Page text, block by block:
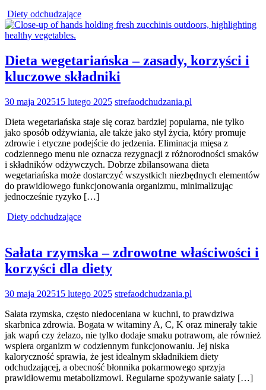
Diety odchudzające
Dieta wegetariańska – zasady, korzyści i
kluczowe składniki
30 maja 202515 lutego 2025 strefaodchudzania.pl
Dieta wegetariańska staje się coraz bardziej popularna, nie tylko
jako sposób odżywiania, ale także jako styl życia, który promuje
zdrowie i etyczne podejście do jedzenia. Eliminacja mięsa z
codziennego menu nie oznacza rezygnacji z różnorodności smaków
i składników odżywczych. Dobrze zbilansowana dieta
wegetariańska może dostarczyć wszystkich niezbędnych elementów
do prawidłowego funkcjonowania organizmu, minimalizując
jednocześnie ryzyko […]
Diety odchudzające
Sałata rzymska – zdrowotne właściwości i
korzyści dla diety
30 maja 202515 lutego 2025 strefaodchudzania.pl
Sałata rzymska, często niedoceniana w kuchni, to prawdziwa
skarbnica zdrowia. Bogata w witaminy A, C, K oraz minerały takie
jak wapń czy żelazo, nie tylko dodaje smaku potrawom, ale również
wspiera organizm w codziennym funkcjonowaniu. Jej niska
kaloryczność sprawia, że jest idealnym składnikiem diety
odchudzającej, a obecność błonnika pokarmowego sprzyja
prawidłowemu metabolizmowi. Regularne spożywanie sałaty […]